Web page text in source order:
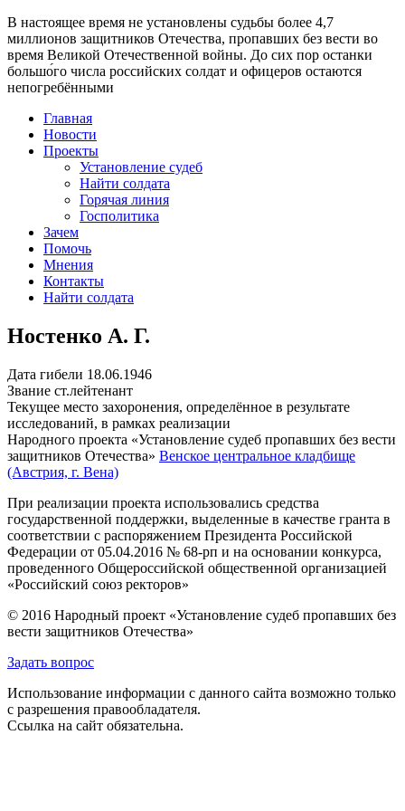
В настоящее время не установлены судьбы более 4,7
миллионов защитников Отечества, пропавших без вести во
время Великой Отечественной войны. До сих пор останки
большо́го числа российских солдат и офицеров остаются
непогребёнными
Главная
Новости
Проекты
Установление судеб
Найти солдата
Горячая линия
Госполитика
Зачем
Помочь
Мнения
Контакты
Найти солдата
Ностенко А. Г.
Дата гибели 18.06.1946
Звание ст.лейтенант
Текущее место захоронения, определённое в результате
исследований, в рамках реализации
Народного проекта «Установление судеб пропавших без вести
защитников Отечества» Венское центральное кладбище
(Австрия, г. Вена)
При реализации проекта использовались средства
государственной поддержки, выделенные в качестве гранта в
соответствии с распоряжением Президента Российской
Федерации от 05.04.2016 № 68-рп и на основании конкурса,
проведенного Общероссийской общественной организацией
«Российский союз ректоров»
© 2016 Народный проект «Установление судеб пропавших без
вести защитников Отечества»
Задать вопрос
Использование информации с данного сайта возможно только
с разрешения правообладателя.
Ссылка на сайт обязательна.